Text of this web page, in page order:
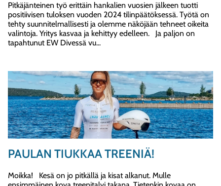
Pitkäjänteinen työ erittäin hankalien vuosien jälkeen tuotti
positiivisen tuloksen vuoden 2024 tilinpäätöksessä. Työtä on
tehty suunnitelmallisesti ja olemme näköjään tehneet oikeita
valintoja. Yritys kasvaa ja kehittyy edelleen. Ja paljon on
tapahtunut EW Divessä vu...
PAULAN TIUKKAA TREENIÄ!
Moikka! Kesä on jo pitkällä ja kisat alkanut. Mulle